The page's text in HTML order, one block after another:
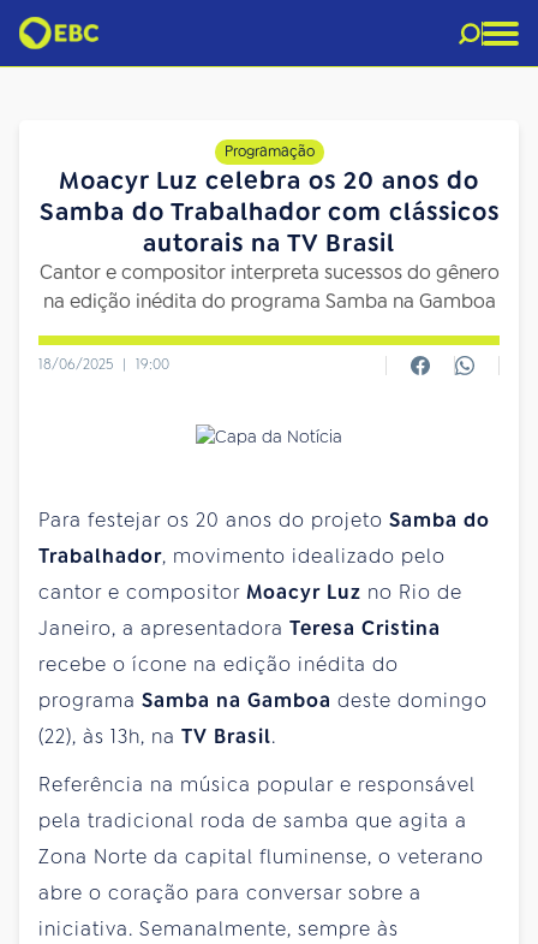
Programação
Moacyr Luz celebra os 20 anos do
Samba do Trabalhador com clássicos
autorais na TV Brasil
Cantor e compositor interpreta sucessos do gênero
na edição inédita do programa Samba na Gamboa
18/06/2025 | 19:00
Para festejar os 20 anos do projeto Samba do
Trabalhador, movimento idealizado pelo
cantor e compositor Moacyr Luz no Rio de
Janeiro, a apresentadora Teresa Cristina
recebe o ícone na edição inédita do
programa Samba na Gamboa deste domingo
(22), às 13h, na TV Brasil.
Referência na música popular e responsável
pela tradicional roda de samba que agita a
Zona Norte da capital fluminense, o veterano
abre o coração para conversar sobre a
iniciativa. Semanalmente, sempre às